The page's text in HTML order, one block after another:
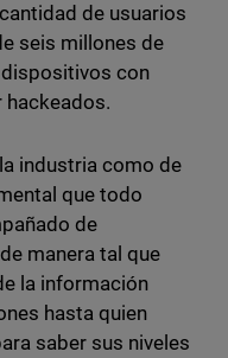
de usuarios
seis millones de
con
hackeados.
industria como de
que todo
de
manera tal que
la información
hasta quien
saber sus niveles